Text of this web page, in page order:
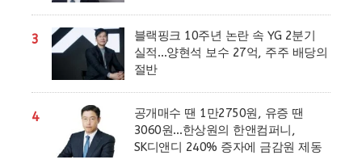
3
블랙핑크 10주년 논란 속 YG 2분기
실적…양현석 보수 27억, 주주 배당의
절반
4
공개매수 땐 1만2750원, 유증 땐
3060원…한상원의 한앤컴퍼니,
SK디앤디 240% 증자에 금감원 제동